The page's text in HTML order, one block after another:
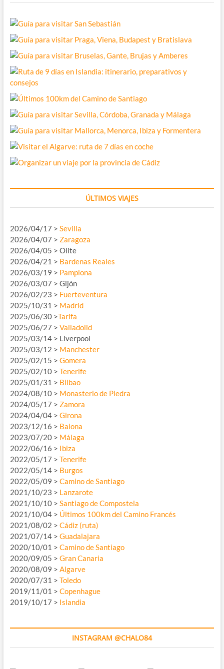
ÚLTIMOS VIAJES
2026/04/17 > Sevilla
2026/04/07 > Zaragoza
2026/04/05 > Olite
2026/04/21 > Bardenas Reales
2026/03/19 > Pamplona
2026/03/07 > Gijón
2026/02/23 > Fuerteventura
2025/10/31 > Madrid
2025/06/30 >Tarifa
2025/06/27 > Valladolid
2025/03/14 > Liverpool
2025/03/12 > Manchester
2025/02/15 > Gomera
2025/02/10 > Tenerife
2025/01/31 > Bilbao
2024/08/10 > Monasterio de Piedra
2024/05/17 > Zamora
2024/04/04 > Girona
2023/12/16 > Baiona
2023/07/20 > Málaga
2022/06/16 > Ibiza
2022/05/17 > Tenerife
2022/05/14 > Burgos
2022/05/09 > Camino de Santiago
2021/10/23 > Lanzarote
2021/10/10 > Santiago de Compostela
2021/10/04 > Últimos 100km del Camino Francés
2021/08/02 > Cádiz (ruta)
2021/07/14 > Guadalajara
2020/10/01 > Camino de Santiago
2020/09/05 > Gran Canaria
2020/08/09 > Algarve
2020/07/31 > Toledo
2019/11/01 > Copenhague
2019/10/17 > Islandia
INSTAGRAM @CHALO84